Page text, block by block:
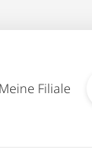
Meine Filiale